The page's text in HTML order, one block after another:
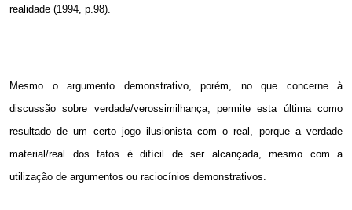
realidade (1994, p.98).
Mesmo o argumento demonstrativo, porém, no que concerne à
discussão sobre verdade/verossimilhança, permite esta última como
resultado de um certo jogo ilusionista com o real, porque a verdade
material/real dos fatos é difícil de ser alcançada, mesmo com a
utilização de argumentos ou raciocínios demonstrativos.